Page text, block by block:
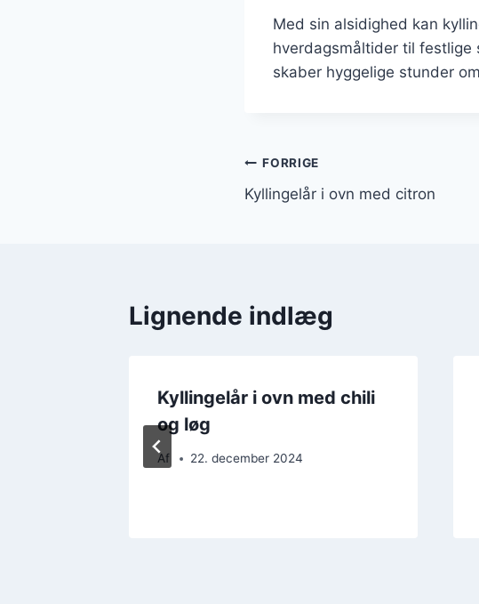
Med sin alsidighed kan
hverdagsmåltider til festlige
skaber hyggelige stunder
Indlægsnavigation
FORRIGE
Kyllingelår i ovn med citron
Lignende indlæg
Kyllingelår i ovn med chili
og løg
Af 22. december 2024